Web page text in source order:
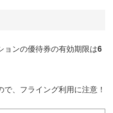
ョンの優待券の有効期限は6
、フライング利用に注意！